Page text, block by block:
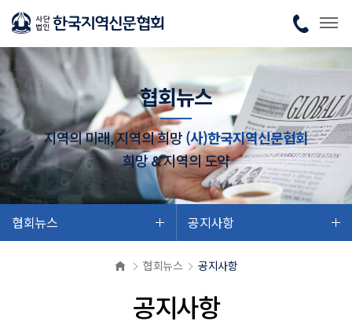
협회뉴스
지역의 미래, 지역의 희망(사)한국지역신문협회
희망 & 지역의 도약
협회뉴스 공지사항
협회뉴스 공지사항
공지사항